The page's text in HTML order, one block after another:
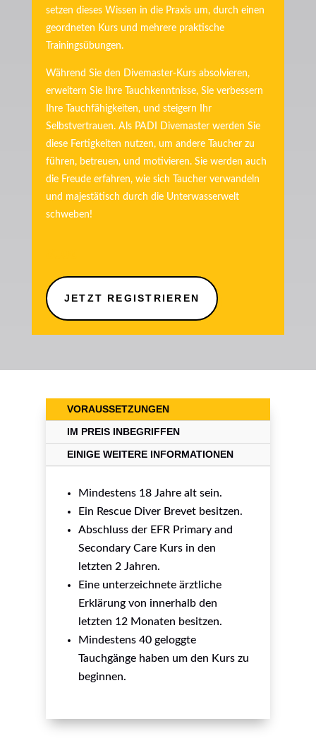
setzen dieses Wissen in die Praxis um, durch einen
geordneten Kurs und mehrere praktische
Trainingsübungen.
Während Sie den Divemaster-Kurs absolvieren,
erweitern Sie Ihre Tauchkenntnisse, Sie verbessern
Ihre Tauchfähigkeiten, und steigern Ihr
Selbstvertrauen. Als PADI Divemaster werden Sie
diese Fertigkeiten nutzen, um andere Taucher zu
führen, betreuen, und motivieren. Sie werden auch
die Freude erfahren, wie sich Taucher verwandeln
und majestätisch durch die Unterwasserwelt
schweben!
JETZT REGISTRIEREN
VORAUSSETZUNGEN
IM PREIS INBEGRIFFEN
EINIGE WEITERE INFORMATIONEN
Mindestens 18 Jahre alt sein.
Ein Rescue Diver Brevet besitzen.
Abschluss der EFR Primary and
Secondary Care Kurs in den
letzten 2 Jahren.
Eine unterzeichnete ärztliche
Erklärung von innerhalb den
letzten 12 Monaten besitzen.
Mindestens 40 geloggte
Tauchgänge haben um den Kurs zu
beginnen.